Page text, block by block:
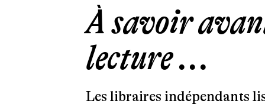
À savoir
lecture ...
Les libraires indépendants